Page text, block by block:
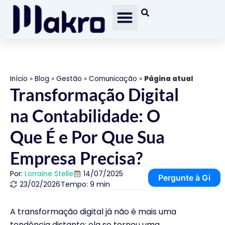
Início » Blog » Gestão » Comunicação » Página atual
Transformação Digital
na Contabilidade: O
Que É e Por Que Sua
Empresa Precisa?
Por: Lorraine Stelle
14/07/2025
23/02/2026Tempo: 9 min
Pergunte à Gi
A transformação digital já não é mais uma